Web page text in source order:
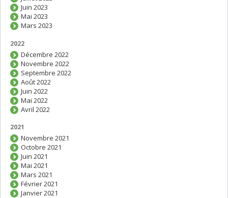
Juin 2023
Mai 2023
Mars 2023
2022
Décembre 2022
Novembre 2022
Septembre 2022
Août 2022
Juin 2022
Mai 2022
Avril 2022
2021
Novembre 2021
Octobre 2021
Juin 2021
Mai 2021
Mars 2021
Février 2021
Janvier 2021